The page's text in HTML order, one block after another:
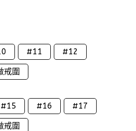
#11 #12
戒圍
#15 #16 #17
戒圍